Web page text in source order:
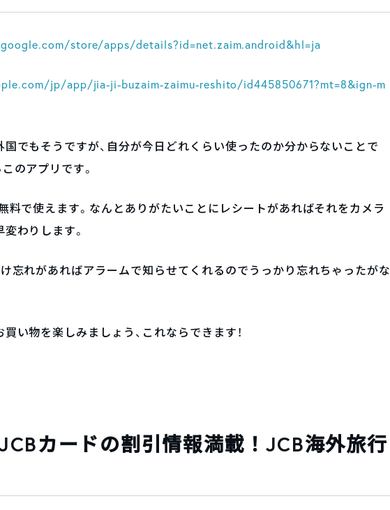
store/apps/details?id=net.zaim.android&hl=ja
jp/app/jia-ji-buzaim-zaimu-reshito/id445850671?mt=8&ign-m
でもそうですが、自分が今日どれくらい使ったのか分からないことで
のアプリです。
料で使えます。なんとありがたいことにレシートがあればそれをカメラ
わりします。
忘れがあればアラームで知らせてくれるのでうっかり忘れちゃったがな
い物を楽しみましょう、これならできます！
カードの割引情報満載！JCB海外旅行